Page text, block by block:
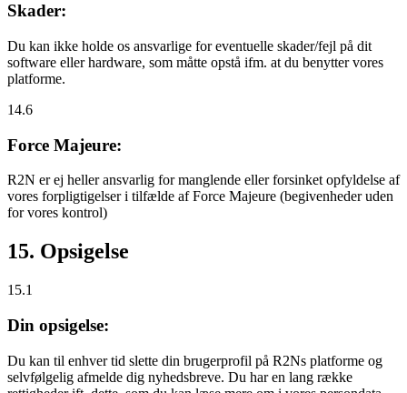
Skader:
Du kan ikke holde os ansvarlige for eventuelle skader/fejl på dit
software eller hardware, som måtte opstå ifm. at du benytter vores
platforme.
14.6
Force Majeure:
R2N er ej heller ansvarlig for manglende eller forsinket opfyldelse af
vores forpligtigelser i tilfælde af Force Majeure (begivenheder uden
for vores kontrol)
15. Opsigelse
15.1
Din opsigelse:
Du kan til enhver tid slette din brugerprofil på R2Ns platforme og
selvfølgelig afmelde dig nyhedsbreve. Du har en lang række